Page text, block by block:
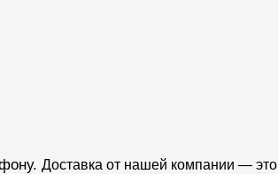
Доставка от нашей компании — это